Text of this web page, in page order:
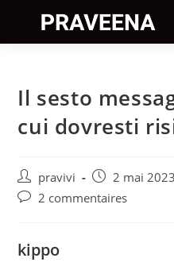
content
Il sesto
cui dovresti
Auteur/autrice
de
pravivi
Post
published:
2 mai 2023
Post2 commentaires
kippo